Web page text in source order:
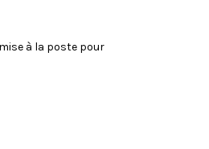
à la poste pour